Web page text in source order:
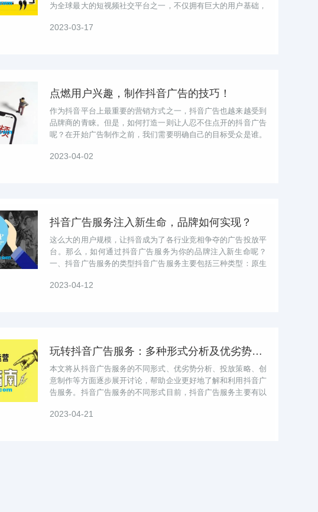
为全球最大的短视频社交平台之一，不仅拥有巨大的用户基础，
2023-03-17
点燃用户兴趣，制作抖音广告的技巧！
作为抖音平台上最重要的营销方式之一，抖音广告也越来越受到
品牌商的青睐。但是，如何打造一则让人忍不住点开的抖音广告
呢？在开始广告制作之前，我们需要明确自己的目标受众是谁。
2023-04-02
抖音广告服务注入新生命，品牌如何实现？
这么大的用户规模，让抖音成为了各行业竞相争夺的广告投放平
台。那么，如何通过抖音广告服务为你的品牌注入新生命呢？
一、抖音广告服务的类型抖音广告服务主要包括三种类型：原生
2023-04-12
玩转抖音广告服务：多种形式分析及优劣势解析
本文将从抖音广告服务的不同形式、优劣势分析、投放策略、创
意制作等方面逐步展开讨论，帮助企业更好地了解和利用抖音广
告服务。抖音广告服务的不同形式目前，抖音广告服务主要有以
2023-04-21